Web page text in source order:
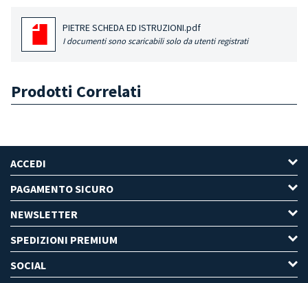
PIETRE SCHEDA ED ISTRUZIONI.pdf
I documenti sono scaricabili solo da utenti registrati
Prodotti Correlati
ACCEDI
PAGAMENTO SICURO
NEWSLETTER
SPEDIZIONI PREMIUM
SOCIAL